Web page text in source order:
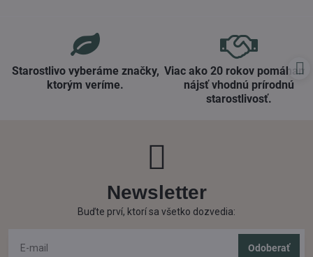
Starostlivo vyberáme značky,
ktorým veríme​.
Viac ako 20 rokov
nájsť vhodnú prírodnú
starostlivosť​.
Newsletter
Buďte prví, ktorí sa všetko dozvedia:
Odoberať